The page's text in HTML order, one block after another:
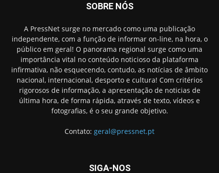
SOBRE NÓS
A PressNet surge no mercado como uma publicação
independente, com a função de informar on-line, na hora, o
público em geral! O panorama regional surge como uma
importância vital no conteúdo noticioso da plataforma
infirmativa, não esquecendo, contudo, as notícias de âmbito
nacional, internacional, desporto e cultura! Com critérios
rigorosos de informação, a apresentação de noticias de
última hora, de forma rápida, através de texto, vídeos e
fotografias, é o seu grande objetivo.
Contato: geral@pressnet.pt
SIGA-NOS